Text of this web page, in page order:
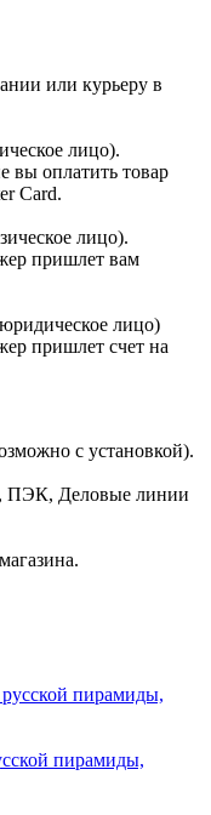
или курьеру в
лицо).
вы оплатить товар
Card.
лицо).
пришлет вам
лицо)
пришлет счет на
с установкой).
ПЭК, Деловые линии
пирамиды,